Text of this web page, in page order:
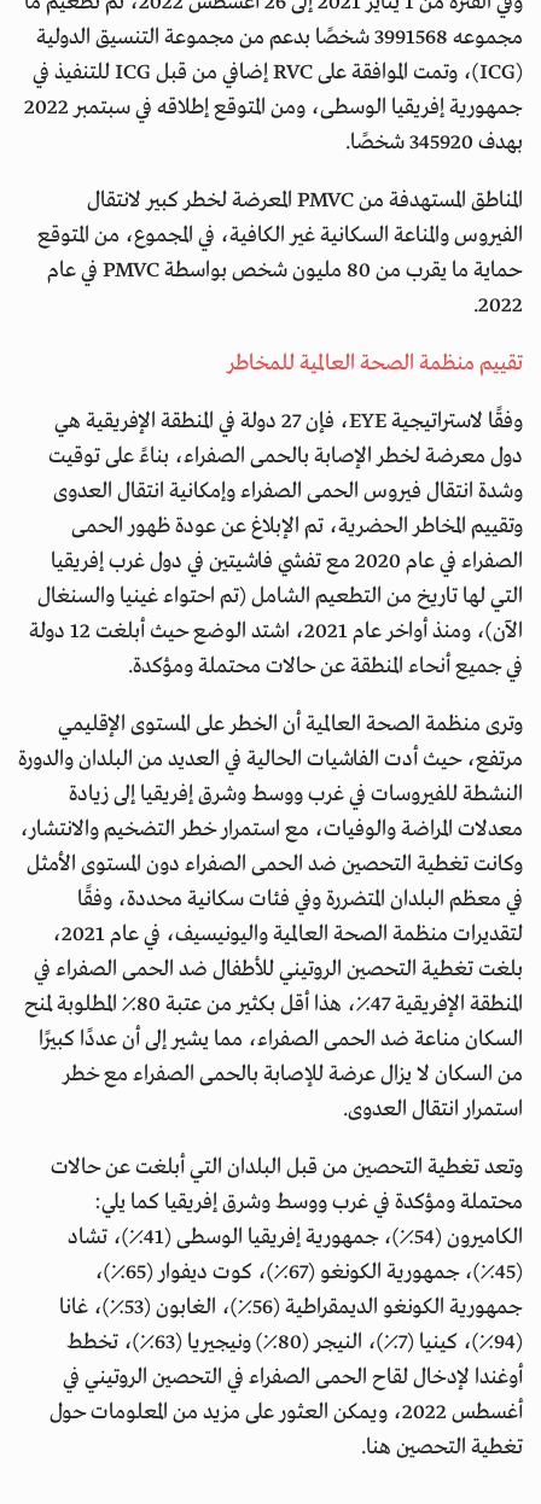
مجموعه 3991568 شخصًا بدعم من مجموعة التنسيق الدولية
(ICG)، وتمت الموافقة على RVC إضافي من قبل ICG للتنفيذ في
جمهورية إفريقيا الوسطى، ومن المتوقع إطلاقه في سبتمبر 2022
بهدف 345920 شخصًا.
المناطق المستهدفة من PMVC المعرضة لخطر كبير لانتقال
الفيروس والمناعة السكانية غير الكافية، في المجموع، من المتوقع
حماية ما يقرب من 80 مليون شخص بواسطة PMVC في عام
2022.
تقييم منظمة الصحة العالمية للمخاطر
وفقًا لاستراتيجية EYE، فإن 27 دولة في المنطقة الإفريقية هي
دول معرضة لخطر الإصابة بالحمى الصفراء، بناءً على توقيت
وشدة انتقال فيروس الحمى الصفراء وإمكانية انتقال العدوى
وتقييم المخاطر الحضرية، تم الإبلاغ عن عودة ظهور الحمى
الصفراء في عام 2020 مع تفشي فاشيتين في دول غرب إفريقيا
التي لها تاريخ من التطعيم الشامل (تم احتواء غينيا والسنغال
الآن)، ومنذ أواخر عام 2021، اشتد الوضع حيث أبلغت 12 دولة
في جميع أنحاء المنطقة عن حالات محتملة ومؤكدة.
وترى منظمة الصحة العالمية أن الخطر على المستوى الإقليمي
مرتفع، حيث أدت الفاشيات الحالية في العديد من البلدان والدورة
النشطة للفيروسات في غرب ووسط وشرق إفريقيا إلى زيادة
معدلات المراضة والوفيات، مع استمرار خطر التضخيم والانتشار،
وكانت تغطية التحصين ضد الحمى الصفراء دون المستوى الأمثل
في معظم البلدان المتضررة وفي فئات سكانية محددة، وفقًا
لتقديرات منظمة الصحة العالمية واليونيسيف، في عام 2021،
بلغت تغطية التحصين الروتيني للأطفال ضد الحمى الصفراء في
المنطقة الإفريقية 47٪، هذا أقل بكثير من عتبة 80٪ المطلوبة لمنح
السكان مناعة ضد الحمى الصفراء، مما يشير إلى أن عددًا كبيرًا
من السكان لا يزال عرضة للإصابة بالحمى الصفراء مع خطر
استمرار انتقال العدوى.
وتعد تغطية التحصين من قبل البلدان التي أبلغت عن حالات
محتملة ومؤكدة في غرب ووسط وشرق إفريقيا كما يلي:
الكاميرون (54٪)، جمهورية إفريقيا الوسطى (41٪)، تشاد
(45٪)، جمهورية الكونغو (67٪)، كوت ديفوار (65٪)،
جمهورية الكونغو الديمقراطية (56٪)، الغابون (53٪)، غانا
(94٪)، كينيا (7٪)، النيجر (80٪) ونيجيريا (63٪)، تخطط
أوغندا لإدخال لقاح الحمى الصفراء في التحصين الروتيني في
أغسطس 2022، ويمكن العثور على مزيد من المعلومات حول
تغطية التحصين هنا.